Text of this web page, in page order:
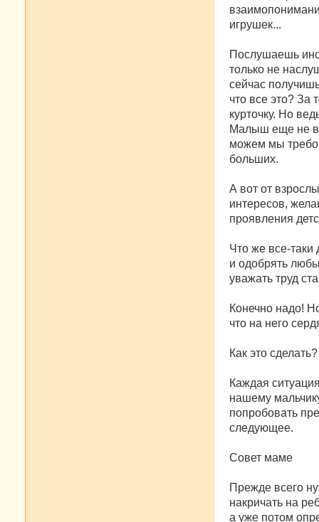
игрушек...
Послушаешь
только не
сейчас
что все это? За
курточку. Но
Малыш еще не в
можем мы
больших.
А вот от
интересов,
проявления
Что же все-таки
и одобрять
уважать труд
Конечно надо!
что на него
Как это сделать?
Каждая
нашему
попробовать
следующее.
Совет маме
Прежде всего
накричать на
а уже потом